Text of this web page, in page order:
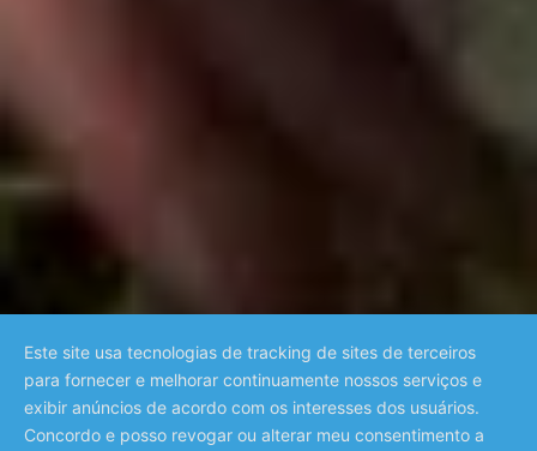
Este site usa tecnologias de tracking de sites de terceiros
para fornecer e melhorar continuamente nossos serviços e
exibir anúncios de acordo com os interesses dos usuários.
Concordo e posso revogar ou alterar meu consentimento a